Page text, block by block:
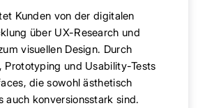
Kunden von der digitalen
über UX-Research und
visuellen Design. Durch
Prototyping und Usability-Tests
die sowohl ästhetisch
auch konversionsstark sind.